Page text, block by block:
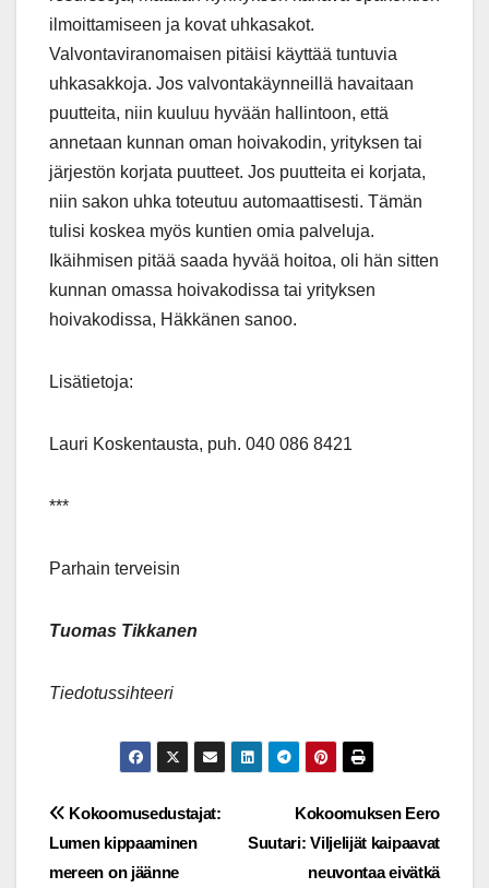
ilmoittamiseen ja kovat uhkasakot.
Valvontaviranomaisen pitäisi käyttää tuntuvia
uhkasakkoja. Jos valvontakäynneillä havaitaan
puutteita, niin kuuluu hyvään hallintoon, että
annetaan kunnan oman hoivakodin, yrityksen tai
järjestön korjata puutteet. Jos puutteita ei korjata,
niin sakon uhka toteutuu automaattisesti. Tämän
tulisi koskea myös kuntien omia palveluja.
Ikäihmisen pitää saada hyvää hoitoa, oli hän sitten
kunnan omassa hoivakodissa tai yrityksen
hoivakodissa, Häkkänen sanoo.
Lisätietoja:
Lauri Koskentausta, puh. 040 086 8421
***
Parhain terveisin
Tuomas Tikkanen
Tiedotussihteeri
Post
navigation
Kokoomuksen Eero
Suutari: Viljelijät kaipaavat
neuvontaa eivätkä
Kokoomusedustajat:
Lumen kippaaminen
mereen on jäänne